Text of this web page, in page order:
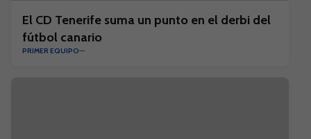
El CD Tenerife suma un punto en el derbi del
fútbol canario
PRIMER EQUIPO